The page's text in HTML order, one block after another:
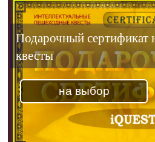
Подарочный сертификат
квесты
на выбор